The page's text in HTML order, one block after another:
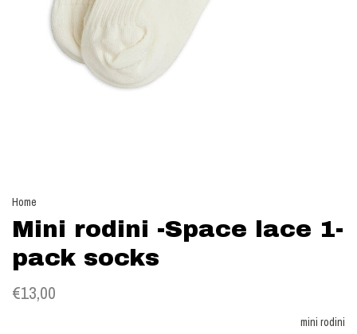
Home
Mini rodini -Space lace 1-
pack socks
€13,00
mini rodini